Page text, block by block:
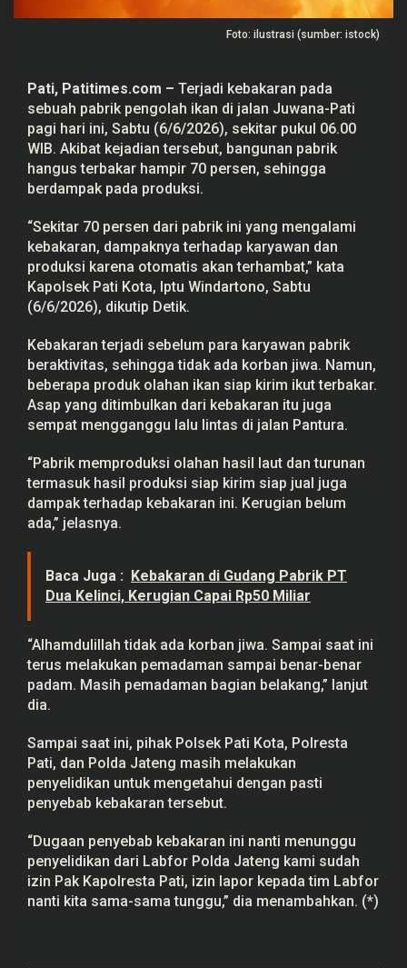
h
d
i
P
a
t
i
,
7
e
s
e
n
B
a
u
n
n
T
r
a
m
p
a
k
Foto: ilustrasi (sumber: istock)
Pati, Patitimes.com – Terjadi kebakaran pada
sebuah pabrik pengolah ikan di jalan Juwana-Pati
pagi hari ini, Sabtu (6/6/2026), sekitar pukul 06.00
WIB. Akibat kejadian tersebut, bangunan pabrik
hangus terbakar hampir 70 persen, sehingga
berdampak pada produksi.
“Sekitar 70 persen dari pabrik ini yang mengalami
kebakaran, dampaknya terhadap karyawan dan
produksi karena otomatis akan terhambat,” kata
Kapolsek Pati Kota, Iptu Windartono, Sabtu
(6/6/2026), dikutip Detik.
Kebakaran terjadi sebelum para karyawan pabrik
beraktivitas, sehingga tidak ada korban jiwa. Namun,
beberapa produk olahan ikan siap kirim ikut terbakar.
Asap yang ditimbulkan dari kebakaran itu juga
sempat mengganggu lalu lintas di jalan Pantura.
“Pabrik memproduksi olahan hasil laut dan turunan
termasuk hasil produksi siap kirim siap jual juga
dampak terhadap kebakaran ini. Kerugian belum
ada,” jelasnya.
Baca Juga : Kebakaran di Gudang Pabrik PT
Dua Kelinci, Kerugian Capai Rp50 Miliar
“Alhamdulillah tidak ada korban jiwa. Sampai saat ini
terus melakukan pemadaman sampai benar-benar
padam. Masih pemadaman bagian belakang,” lanjut
dia.
Sampai saat ini, pihak Polsek Pati Kota, Polresta
Pati, dan Polda Jateng masih melakukan
penyelidikan untuk mengetahui dengan pasti
penyebab kebakaran tersebut.
“Dugaan penyebab kebakaran ini nanti menunggu
penyelidikan dari Labfor Polda Jateng kami sudah
izin Pak Kapolresta Pati, izin lapor kepada tim Labfor
nanti kita sama-sama tunggu,” dia menambahkan. (*)